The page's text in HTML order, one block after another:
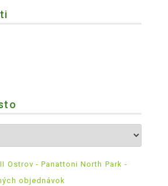
Ostrov - Panattoni North Park -
objednávok